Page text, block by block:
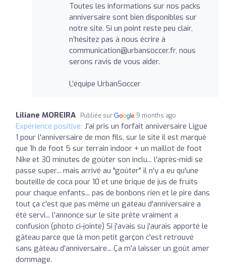
Toutes les informations sur nos packs
anniversaire sont bien disponibles sur
notre site. Si un point reste peu clair,
n’hésitez pas à nous écrire à
communication@urbansoccer.fr, nous
serons ravis de vous aider.
L’équipe UrbanSoccer
Liliane MOREIRA Publiée sur 9 months ago
Expérience positive: J'ai pris un forfait anniversaire Ligue
1 pour l'anniversaire de mon fils, sur le site il est marqué
que 1h de foot 5 sur terrain indoor + un maillot de foot
Nike et 30 minutes de goûter son inclu... l'après-midi se
passe super... mais arrivé au "goûter" il n'y a eu qu'une
bouteille de coca pour 10 et une brique de jus de fruits
pour chaque enfants... pas de bonbons rien et le pire dans
tout ça c'est que pas même un gateau d'anniversaire a
été servi... l'annonce sur le site prête vraiment a
confusion (photo ci-jointe) Si j'avais su j'aurais apporté le
gâteau parce que là mon petit garçon c'est retrouvé
sans gâteau d'anniversaire... Ça m'a laisser un goût amer
dommage.